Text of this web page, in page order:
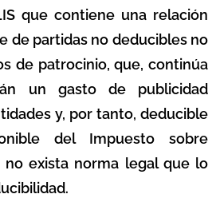
que contiene una relación
de partidas no deducibles no
de patrocinio, que, continúa
un gasto de publicidad
y, por tanto, deducible
del Impuesto sobre
no exista norma legal que lo